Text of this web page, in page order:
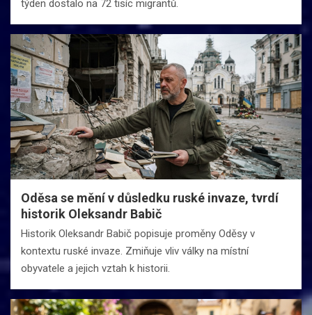
týden dostalo na 72 tisíc migrantů.
Oděsa se mění v důsledku ruské invaze, tvrdí
historik Oleksandr Babič
Historik Oleksandr Babič popisuje proměny Oděsy v
kontextu ruské invaze. Zmiňuje vliv války na místní
obyvatele a jejich vztah k historii.